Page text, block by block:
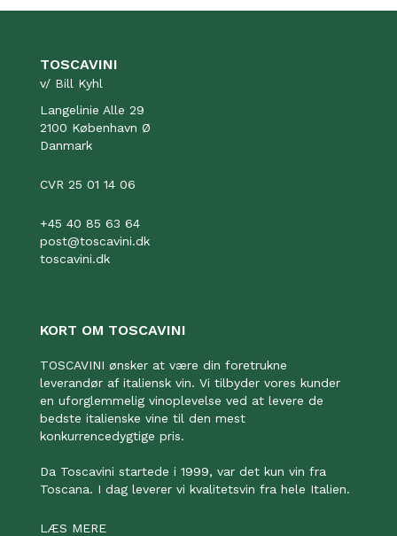
TOSCAVINI
v/ Bill Kyhl
Langelinie Alle 29
2100 København Ø
Danmark
CVR 25 01 14 06
+45 40 85 63 64
post@toscavini.dk
toscavini.dk
KORT OM TOSCAVINI
TOSCAVINI ønsker at være din foretrukne
leverandør af italiensk vin. Vi tilbyder vores kunder
en uforglemmelig vinoplevelse ved at levere de
bedste italienske vine til den mest
konkurrencedygtige pris.
Da Toscavini startede i 1999, var det kun vin fra
Toscana. I dag leverer vi kvalitetsvin fra hele Italien.
LÆS MERE